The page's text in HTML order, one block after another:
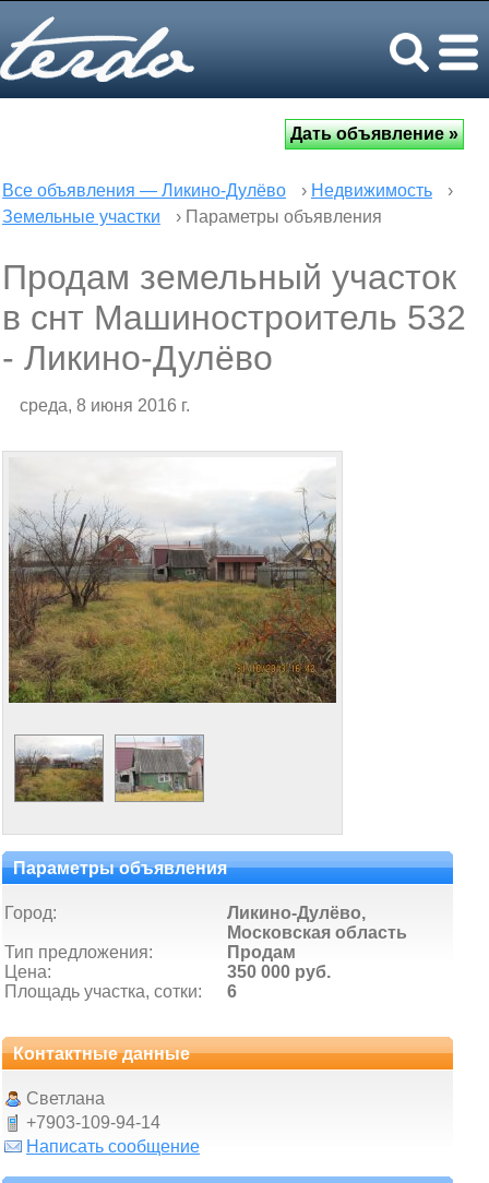
Все объявления — Ликино-Дулёво › Недвижимость
›
Земельные участки
› Параметры объявления
Продам земельный участок
в снт Машиностроитель 532
- Ликино-Дулёво
среда, 8 июня 2016 г.
Параметры объявления
Город:
Ликино-Дулёво,
Московская область
Тип предложения:
Продам
Цена:
350 000 руб.
Площадь участка, сотки:
6
Контактные данные
Светлана
+7903-109-94-14
Написать сообщение